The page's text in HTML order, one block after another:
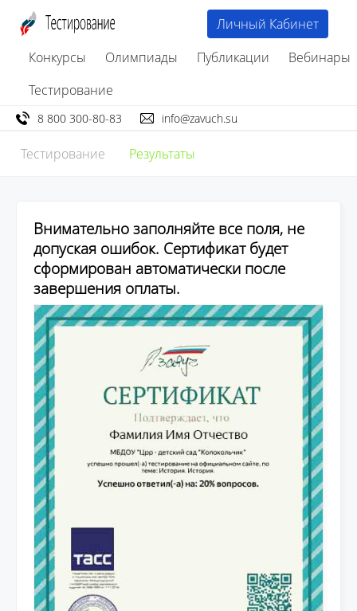
Конкурсы Олимпиады Публикации
Вебинары
Тестирование
Личный Кабинет
8 800 300-80-83 info@zavuch.su
Тестирование Результаты
Внимательно заполняйте все поля, не
допуская ошибок. Сертификат будет
сформирован автоматически после
завершения оплаты.